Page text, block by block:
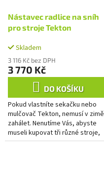
Nástavec radlice na sníh
pro stroje Tekton
Skladem
3 116 Kč bez DPH
3 770 Kč
DO KOŠÍKU
Pokud vlastníte sekačku nebo
mulčovač Tekton, nemusí v zimě
zahálet. Nenutíme Vás, abyste
museli kupovat tři různé stroje,
ale naopak se snažíme, abyste